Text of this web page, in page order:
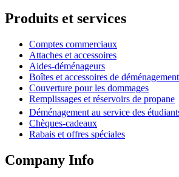
Produits et services
Comptes commerciaux
Attaches et accessoires
Aides-déménageurs
Boîtes et accessoires de déménagement
Couverture pour les dommages
Remplissages et réservoirs de propane
Déménagement au service des
Chèques-cadeaux
Rabais et offres spéciales
Company Info